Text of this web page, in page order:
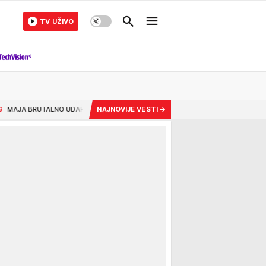
TV UŽIVO
NA STANIJU: "Za 6 sati bila u krevetu, a za 20 dana trudna!“ A onda
NAJNOVIJE VESTI →